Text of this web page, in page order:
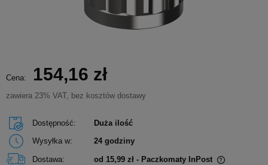
Cena: 154,16 zł
zawiera 23% VAT, bez kosztów dostawy
Dostępność:
Duża ilość
Wysyłka w:
24 godziny
Dostawa: od 15,99 zł - Paczkomaty InPost